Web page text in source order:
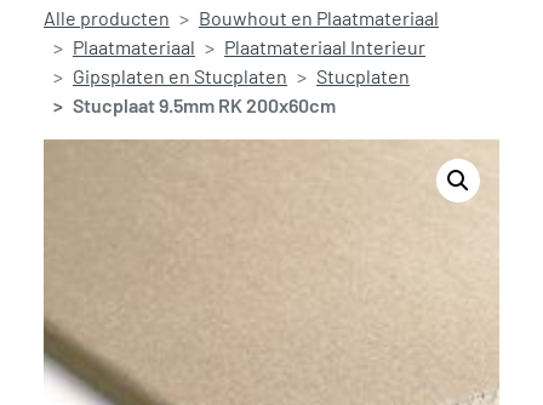
Alle producten
Bouwhout en Plaatmateriaal
Plaatmateriaal
Plaatmateriaal Interieur
Gipsplaten en Stucplaten
Stucplaten
Stucplaat 9.5mm RK 200x60cm